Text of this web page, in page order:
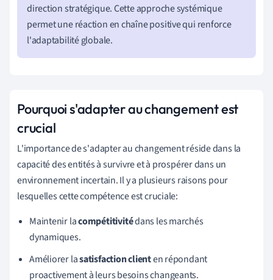
direction stratégique. Cette approche systémique
permet une réaction en chaîne positive qui renforce
l'adaptabilité globale.
Pourquoi s'adapter au changement est
crucial
L'importance de s'adapter au changement réside dans la
capacité des entités à survivre et à prospérer dans un
environnement incertain. Il y a plusieurs raisons pour
lesquelles cette compétence est cruciale:
Maintenir lacompétitivitédans les marchés
dynamiques.
Améliorer lasatisfaction clienten répondant
proactivement à leurs besoins changeants.